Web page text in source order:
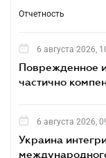
Отчетность
6 августа 2026,
Поврежденное
частично
6 августа 2026,
Украина